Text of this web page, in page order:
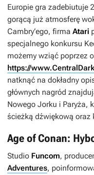
Europie gra zadebiutuje
gorącą już atmosferę
Cambry’ego, firma Atari
specjalnego konkursu
możemy wziąć poprzez
https://
natknąć na dokładny
głównych nagród
Nowego Jorku i Paryża,
ścieżką dźwiękową oraz
Age of Conan:
Studio Funcom,
Adventures,